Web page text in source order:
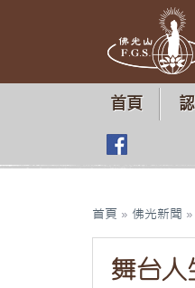
首頁
首頁 » 佛光新聞 »
舞台